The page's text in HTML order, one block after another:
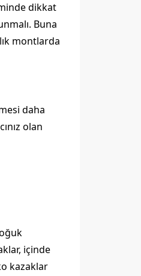
dikkat
Buna
montlarda
daha
olan
içinde
kazaklar